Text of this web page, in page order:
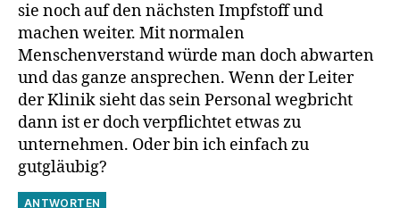
sie noch auf den nächsten Impfstoff und
machen weiter. Mit normalen
Menschenverstand würde man doch abwarten
und das ganze ansprechen. Wenn der Leiter
der Klinik sieht das sein Personal wegbricht
dann ist er doch verpflichtet etwas zu
unternehmen. Oder bin ich einfach zu
gutgläubig?
ANTWORTEN